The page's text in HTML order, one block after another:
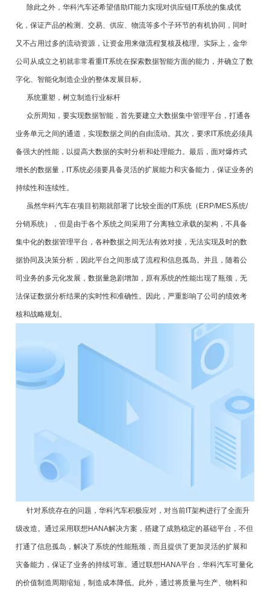
除此之外，华科汽车还希望借助IT能力实现对供应链IT系统的集成优
化，保证产品的检测、交易、供应、物流等多个子环节的有机协同，同时
又不占用过多的流动资源，让资金用来做流程复核及梳理。实际上，金华
公司从成立之初就非常看重IT系统在探索数据智能方面的能力，并确立了数
字化、智能化制造企业的整体发展目标。
系统重塑，树立制造行业标杆
众所周知，要实现数据智能，首先要建立大数据集中管理平台，打通各
业务单元之间的通道，实现数据之间的自由流动。其次，要求IT系统必须具
备强大的性能，以提高大数据的实时分析和处理能力。最后，面对爆炸式
增长的数据量，IT系统必须要具备灵活的扩展能力和灾备能力，保证业务的
持续性和连续性。
虽然华科汽车在项目初期就部署了比较全面的IT系统（ERP/MES系统/
分销系统），但是由于各个系统之间采用了分离独立承载的架构，不具备
集中化的数据管理平台，各种数据之间无法有效对接，无法实现及时的数
据协同及决策分析，因此平台之间形成了流程和信息孤岛。并且，随着公
司业务的多元化发展，数据量急剧增加，原有系统的性能出现了瓶颈，无
法保证数据分析结果的实时性和准确性。因此，严重影响了公司的绩效考
核和战略规划。
针对系统存在的问题，华科汽车积极应对，对当前IT架构进行了全面升
级改造。通过采用联想HANA解决方案，搭建了成熟稳定的基础平台，不但
打通了信息孤岛，解决了系统的性能瓶颈，而且提供了更加灵活的扩展和
灾备能力，保证了业务的持续可靠。通过联想HANA平台，华科汽车可量化
的价值制造周期缩短，制造成本降低。此外，通过将质量与生产、物料和